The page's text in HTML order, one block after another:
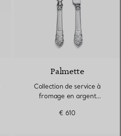
Palmette
Collection de service à
fromage en argent
inoxydable
€ 610